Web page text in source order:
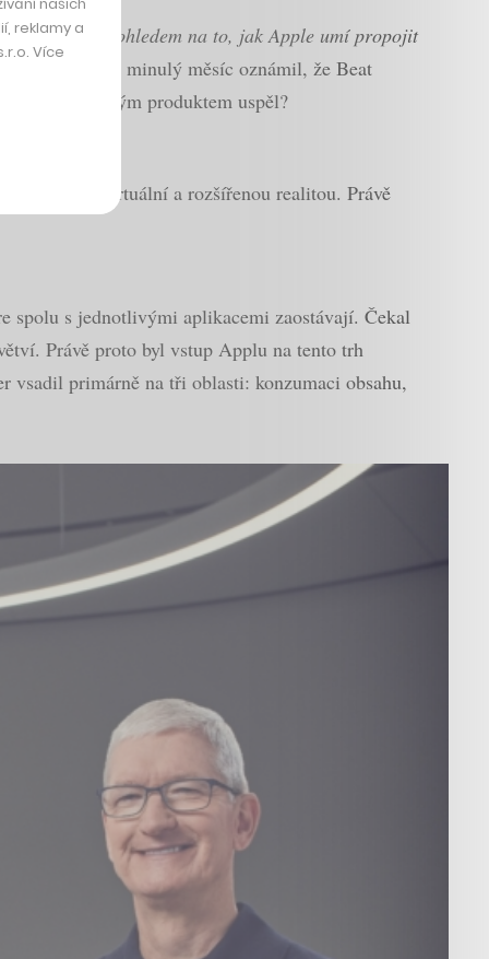
tuto chvíli s ohledem na to, jak Apple umí propojit
Beck, který minulý měsíc oznámil, že Beat
Apple s novým produktem uspěl?
celý trh s virtuální a rozšířenou realitou. Právě
spolu s jednotlivými aplikacemi zaostávají. Čekal
Právě proto byl vstup Applu na tento trh
primárně na tři oblasti: konzumaci obsahu,
reklamy a
Více